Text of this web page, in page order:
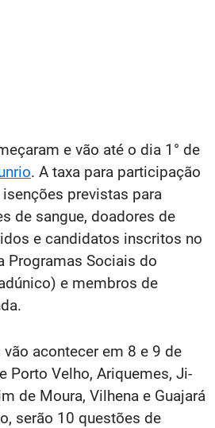
e vão até o dia 1° de
. A taxa para participação
previstas para
de sangue, doadores de
e candidatos inscritos no
Programas Sociais do
e membros de
acontecer em 8 e 9 de
Porto Velho, Ariquemes, Ji-
de Moura, Vilhena e Guajará
serão 10 questões de